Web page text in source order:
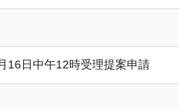
16日中午12時受理提案申請